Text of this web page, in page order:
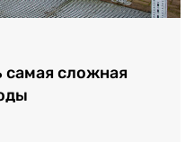
сложная